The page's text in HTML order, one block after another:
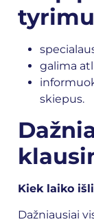
galima
skiepus.
Kiek laiko
Dažniausiai